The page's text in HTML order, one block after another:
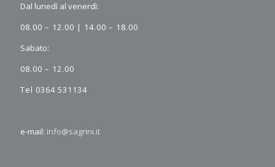
Dal lunedì al venerdì:
08.00 – 12.00 | 14.00 – 18.00
Sabato:
08.00 – 12.00
Tel 0364 531134
e-mail: info@sagrini.it